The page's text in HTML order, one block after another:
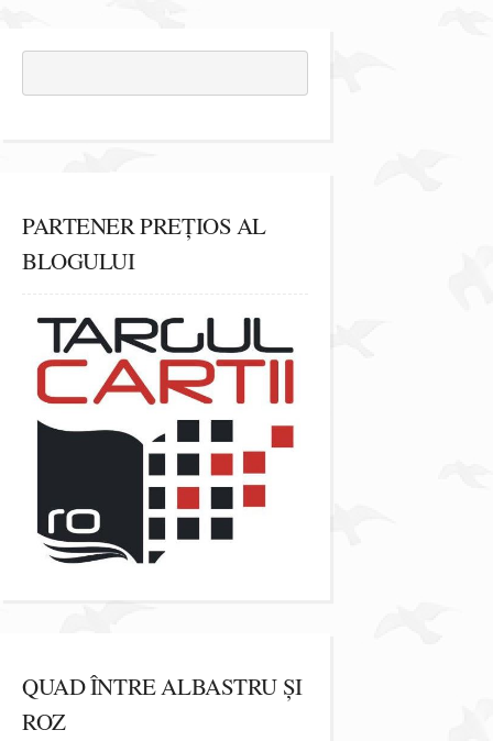
PARTENER PREȚIOS AL
BLOGULUI
QUAD ÎNTRE ALBASTRU ȘI
ROZ